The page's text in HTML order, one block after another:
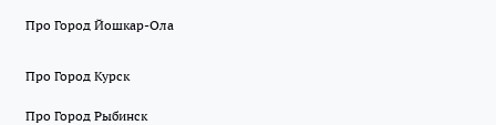
Про Город Йошкар-Ола
Про Город Курск
Про Город Рыбинск